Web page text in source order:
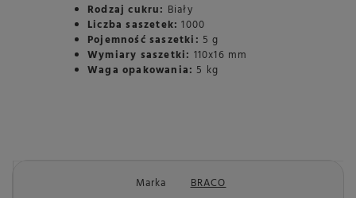
Rodzaj cukru: Biały
Liczba saszetek: 1000
Pojemność saszetki: 5 g
Wymiary saszetki: 110x16 mm
Waga opakowania: 5 kg
Marka
BRACO